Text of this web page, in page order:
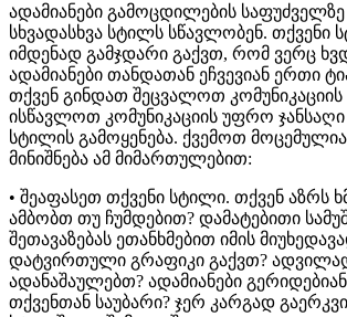
ადამიანები გამოცდილების საფუძველზე
სხვადასხვა სტილს სწავლობენ. თქვენი
იმდენად გამჯდარი გაქვთ, რომ ვერც
ადამიანები თანდათან ეჩვევიან ერთი
თქვენ გინდათ შეცვალოთ
ისწავლოთ კომუნიკაციის უფრო
სტილის გამოყენება. ქვემოთ
მინიშნება ამ მიმართულებით:
• შეაფასეთ თქვენი სტილი. თქვენ აზრს
ამბობთ თუ ჩუმდებით? დამატებითი
შეთავაზებას ეთანხმებით იმის
დატვირთული გრაფიკი გაქვთ?
ადანაშაულებთ? ადამიანები გერიდებიან
თქვენთან საუბარი? ჯერ კარგად